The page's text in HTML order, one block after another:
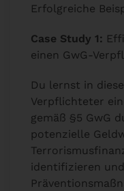
Erfolgreiche
Case Study 1:
einen GwG-
Du lernst in
Verpflichteter
gemäß §5 GwG
potenzielle
identifizieren